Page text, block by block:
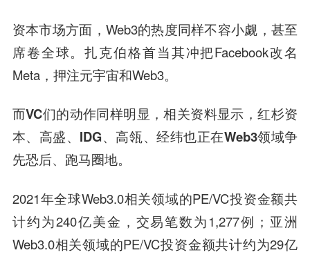
资本市场方面，Web3的热度同样不容小觑，甚至
席卷全球。扎克伯格首当其冲把Facebook改名
Meta，押注元宇宙和Web3。
而VC们的动作同样明显，相关资料显示，红杉资
本、高盛、IDG、高瓴、经纬也正在Web3领域争
先恐后、跑马圈地。
2021年全球Web3.0相关领域的PE/VC投资金额共
计约为240亿美金，交易笔数为1,277例；亚洲
Web3.0相关领域的PE/VC投资金额共计约为29亿